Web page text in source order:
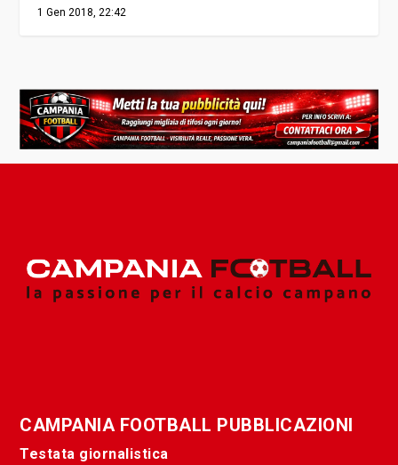
1 Gen 2018, 22:42
CAMPANIA FOOTBALL PUBBLICAZIONI
Testata giornalistica